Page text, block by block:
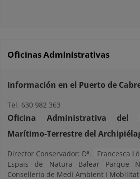
Oficinas Administrativas
Información en el Puerto de
Tel. 630 982 363
Oficina Administrativa del
Marítimo-Terrestre del
Director Conservador: Dª.
Francesca
Espais de Natura Balear Parque
Conselleria de Medi Ambient i Mobilitat